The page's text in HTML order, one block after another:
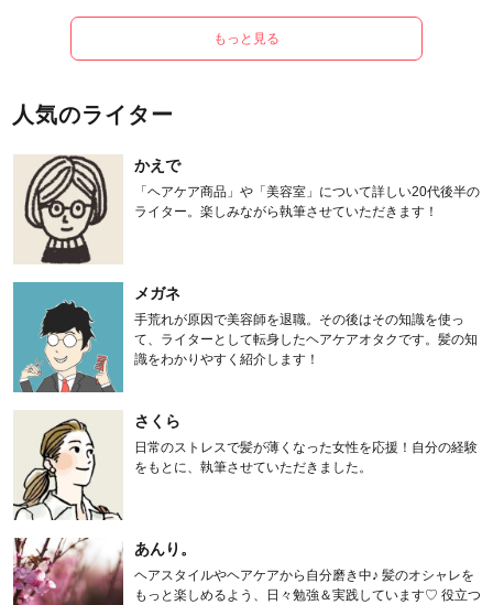
もっと見る
人気のライター
かえで
「ヘアケア商品」や「美容室」について詳しい20代後半の
ライター。楽しみながら執筆させていただきます！
メガネ
手荒れが原因で美容師を退職。その後はその知識を使っ
て、ライターとして転身したヘアケアオタクです。髪の知
識をわかりやすく紹介します！
さくら
日常のストレスで髪が薄くなった女性を応援！自分の経験
をもとに、執筆させていただきました。
あんり。
ヘアスタイルやヘアケアから自分磨き中♪ 髪のオシャレを
もっと楽しめるよう、日々勉強＆実践しています♡ 役立つ